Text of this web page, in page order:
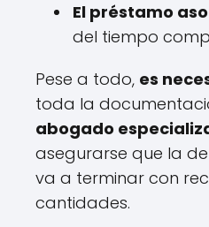
El préstamo
del tiempo
Pese a todo, es
toda la
abogado
asegurarse que la
va a terminar con
cantidades.